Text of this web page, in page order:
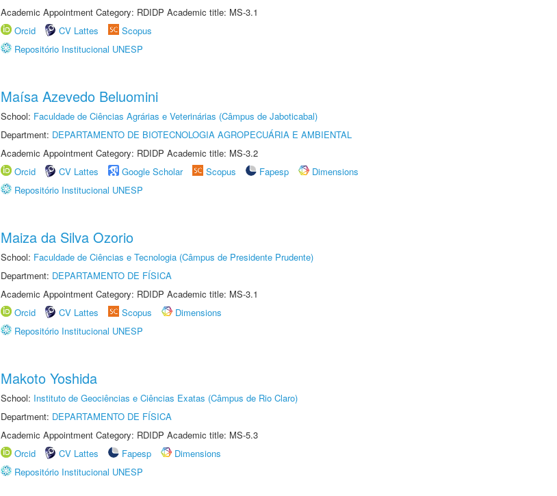
Academic Appointment Category: RDIDP Academic title: MS-3.1
Orcid
CV Lattes
Scopus
Repositório Institucional UNESP
Maísa Azevedo Beluomini
School: Faculdade de Ciências Agrárias e Veterinárias (Câmpus de Jaboticabal)
Department: DEPARTAMENTO DE BIOTECNOLOGIA AGROPECUÁRIA E AMBIENTAL
Academic Appointment Category: RDIDP Academic title: MS-3.2
Orcid
CV Lattes Google Scholar Scopus Fapesp
Dimensions
Repositório Institucional UNESP
Maiza da Silva Ozorio
School: Faculdade de Ciências e Tecnologia (Câmpus de Presidente Prudente)
Department: DEPARTAMENTO DE FÍSICA
Academic Appointment Category: RDIDP Academic title: MS-3.1
Orcid
CV Lattes Scopus
Dimensions
Repositório Institucional UNESP
Makoto Yoshida
School: Instituto de Geociências e Ciências Exatas (Câmpus de Rio Claro)
Department: DEPARTAMENTO DE FÍSICA
Academic Appointment Category: RDIDP Academic title: MS-5.3
Orcid
CV Lattes Fapesp
Dimensions
Repositório Institucional UNESP